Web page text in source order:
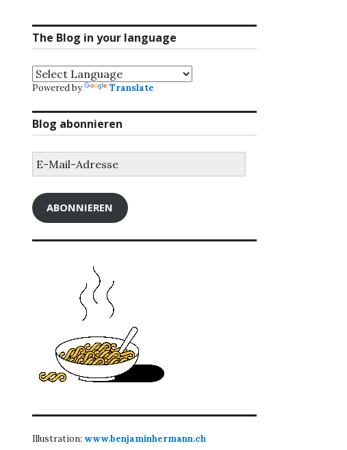
The Blog in your language
Powered by Translate
Blog abonnieren
Mail-
ABONNIEREN
Illustration: www.benjaminhermann.ch